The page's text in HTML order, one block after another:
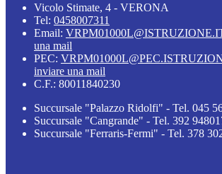
Vicolo Stimate, 4 - VERONA
Tel: 0458007311
Email:
una mail
PEC:
inviare una mail
C.F.: 80011840230
Succursale "Palazzo Ridolfi" - Tel. 045
Succursale "Cangrande" - Tel. 392
Succursale "Ferraris-Fermi" - Tel. 378